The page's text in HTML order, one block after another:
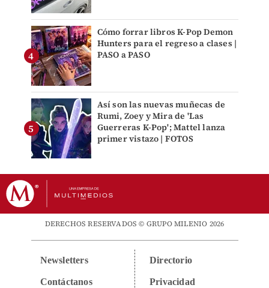
Cómo forrar libros K-Pop Demon
Hunters para el regreso a clases |
PASO a PASO
Así son las nuevas muñecas de
Rumi, Zoey y Mira de 'Las
Guerreras K-Pop'; Mattel lanza
primer vistazo | FOTOS
DERECHOS RESERVADOS © GRUPO MILENIO 2026
Newsletters
Contáctanos
Directorio
Privacidad